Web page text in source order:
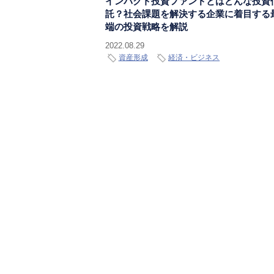
託？社会課題を解決する企業に着目する
端の投資戦略を解説
2022.08.29
資産形成 経済・ビジネス